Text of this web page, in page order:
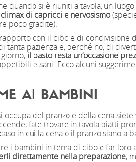
quando si è riuniti a tavola, un
climax di capricci e nervosismo
poco gradite).
con il cibo e di condivisione
tanta pazienza e, perché no, di
il pasto resta un’occasione
e sani. Ecco alcuni
AI BAMBINI
occupa del pranzo e della cena
fate trovare in tavola piatti
in cui la cena o il pranzo siano a
i bambini in tema di cibo e far loro
direttamente nella preparazione,